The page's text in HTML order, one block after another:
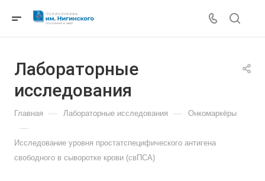
Лабораторные
исследования
Главная — Лабораторные исследования — Онкомаркёры
—
Исследование уровня простатспецифического антигена
свободного в сыворотке крови (свПСА)